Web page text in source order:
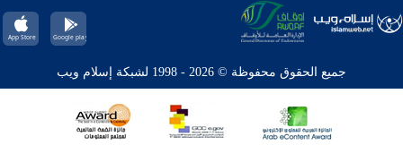
جميع الحقوق محفوظة © 2026 - 1998 لشبكة إسلام ويب